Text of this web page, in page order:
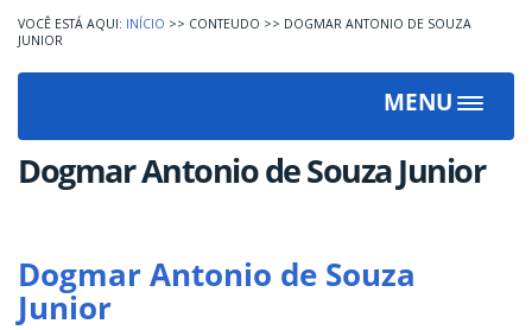
INÍCIO >> CONTEUDO >> DOGMAR ANTONIO DE SOUZA
JUNIOR
MENU
Toggle
Dogmar Antonio de Souza Junior
Dogmar Antonio de Souza
Junior